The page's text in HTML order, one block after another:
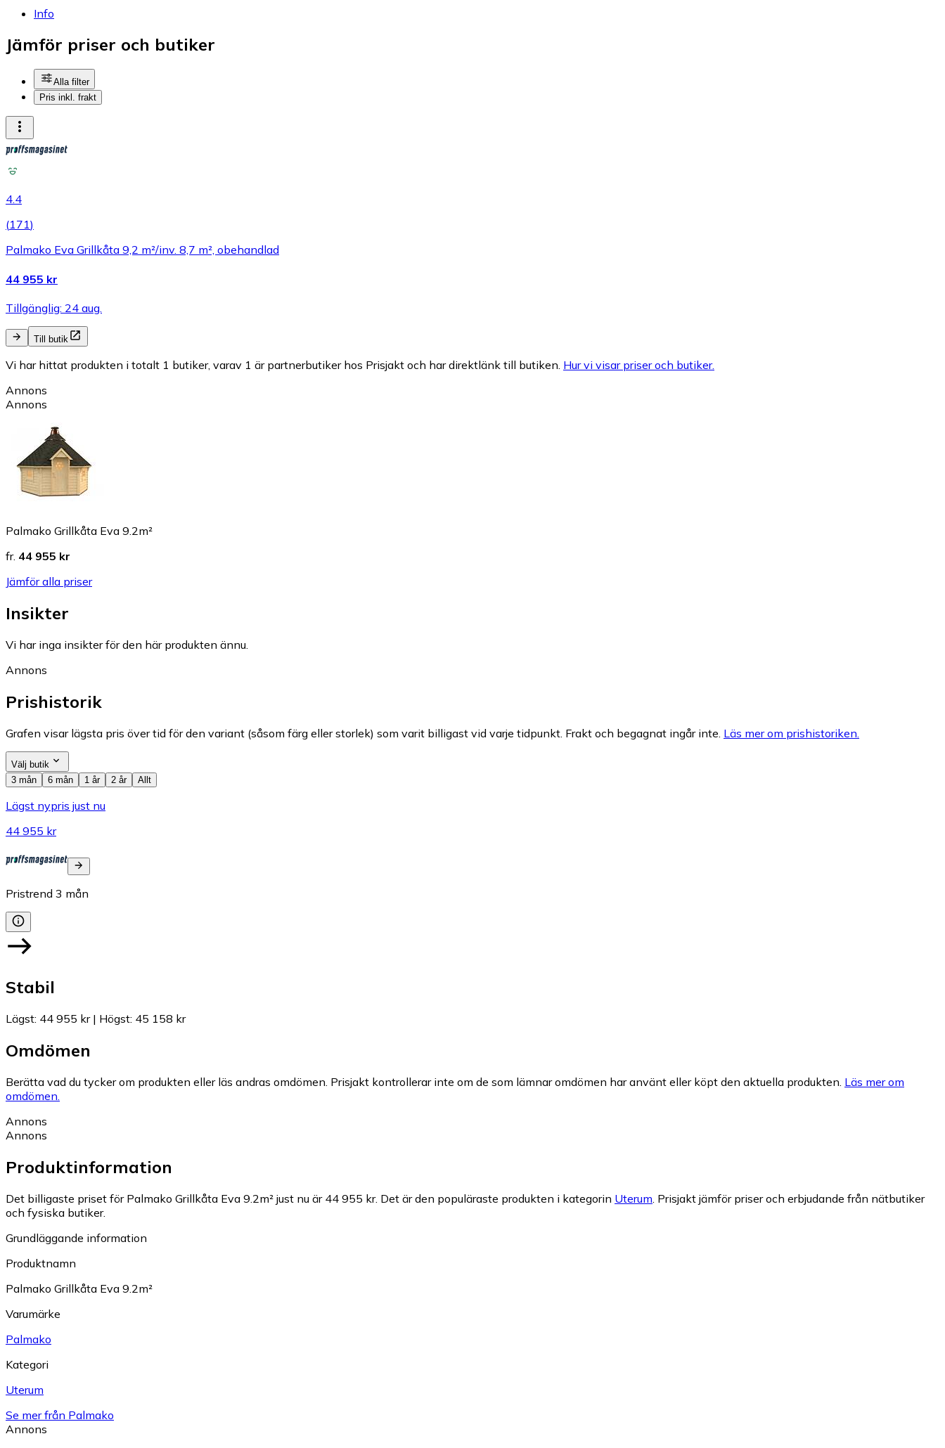
Info
Jämför priser och butiker
Alla filter
Pris inkl. frakt
4.4
(171)
Palmako Eva Grillkåta 9,2 m²/inv. 8,7 m², obehandlad
44 955 kr
Tillgänglig: 24 aug.
Till butik
Vi har hittat produkten i totalt 1 butiker, varav 1 är partnerbutiker hos Prisjakt och har direktlänk till butiken. Hur vi visar priser och butiker.
Annons
Annons
Palmako Grillkåta Eva 9.2m²
fr. 44 955 kr
Jämför alla priser
Insikter
Vi har inga insikter för den här produkten ännu.
Annons
Prishistorik
Grafen visar lägsta pris över tid för den variant (såsom färg eller storlek) som varit billigast vid varje tidpunkt. Frakt och begagnat ingår inte. Läs mer om prishistoriken.
Välj butik
3 mån
6 mån 1 år 2 år Allt
Lägst nypris just nu
44 955 kr
Pristrend 3 mån
Stabil
Lägst: 44 955 kr| Högst: 45 158 kr
Omdömen
Berätta vad du tycker om produkten eller läs andras omdömen. Prisjakt kontrollerar inte om de som lämnar omdömen har använt eller köpt den aktuella produkten. Läs mer om
omdömen.
Annons
Annons
Produktinformation
Det billigaste priset för Palmako Grillkåta Eva 9.2m² just nu är 44 955 kr. Det är den populäraste produkten i kategorin Uterum Prisjakt jämför priser och erbjudande från nätbutiker
och fysiska butiker.
Grundläggande information
Produktnamn
Palmako Grillkåta Eva 9.2m²
Varumärke
Palmako
Kategori
Uterum
Se mer från Palmako
Annons